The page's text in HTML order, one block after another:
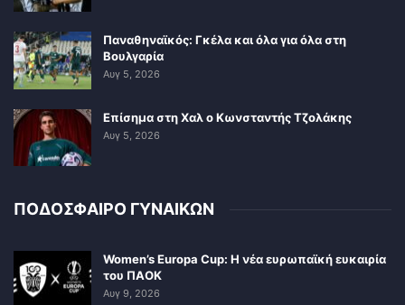
Παναθηναϊκός: Γκέλα και όλα για όλα στη
Βουλγαρία
Αυγ 5, 2026
Επίσημα στη Χαλ ο Κωνσταντής Τζολάκης
Αυγ 5, 2026
ΠΟΔΟΣΦΑΙΡΟ ΓΥΝΑΙΚΩΝ
Women’s Europa Cup: Η νέα ευρωπαϊκή ευκαιρία
του ΠΑΟΚ
Αυγ 9, 2026